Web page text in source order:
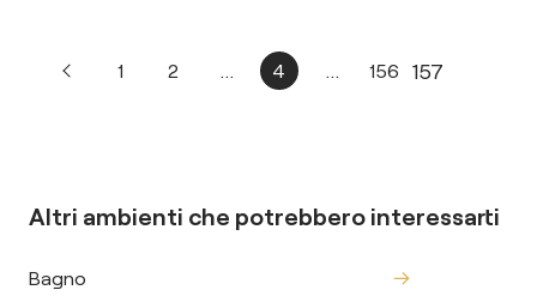
1 2 ... 4 ... 156 157
Altri ambienti che potrebbero interessarti
Bagno